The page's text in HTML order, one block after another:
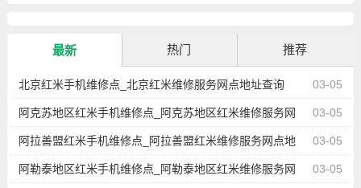
最新 热门 推荐
03-05
北京红米手机维修点_北京红米维修服务网点地址查询
03-05
阿克苏地区红米手机维修点_阿克苏地区红米维修服务网
点地址查询 03-05
阿拉善盟红米手机维修点_阿拉善盟红米维修服务网点地
址查询 03-05
阿勒泰地区红米手机维修点_阿勒泰地区红米维修服务网